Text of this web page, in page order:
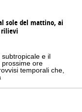
sole del mattino, ai
rilievi
e il
ore
temporali che,